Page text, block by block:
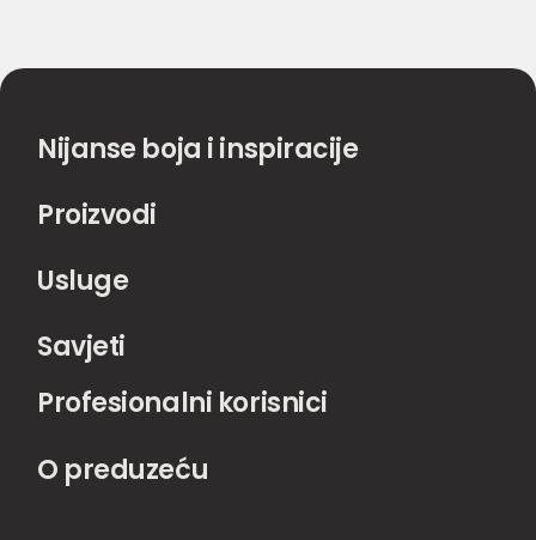
Nijanse boja i inspiracije
Proizvodi
Usluge
Savjeti
Profesionalni korisnici
O preduzeću